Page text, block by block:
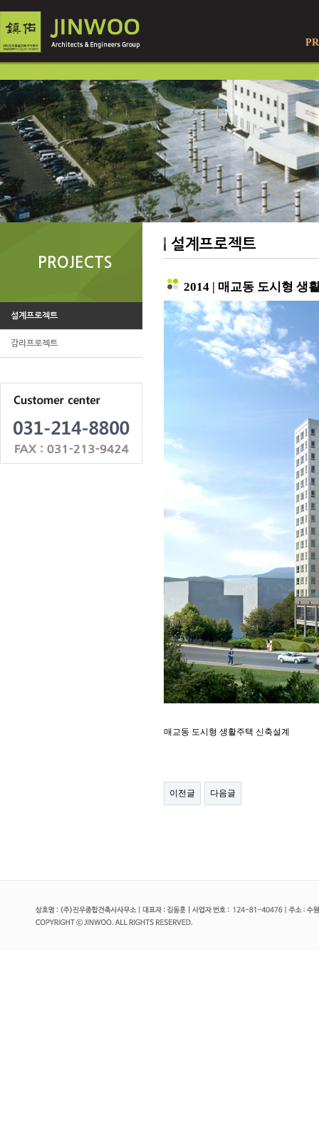
PROJECTS
설계프로젝트
감리프로젝트
설계프로젝트
2014 | 매교동 도시형 생
매교동 도시형 생활주택 신축설계
이전글 다음글